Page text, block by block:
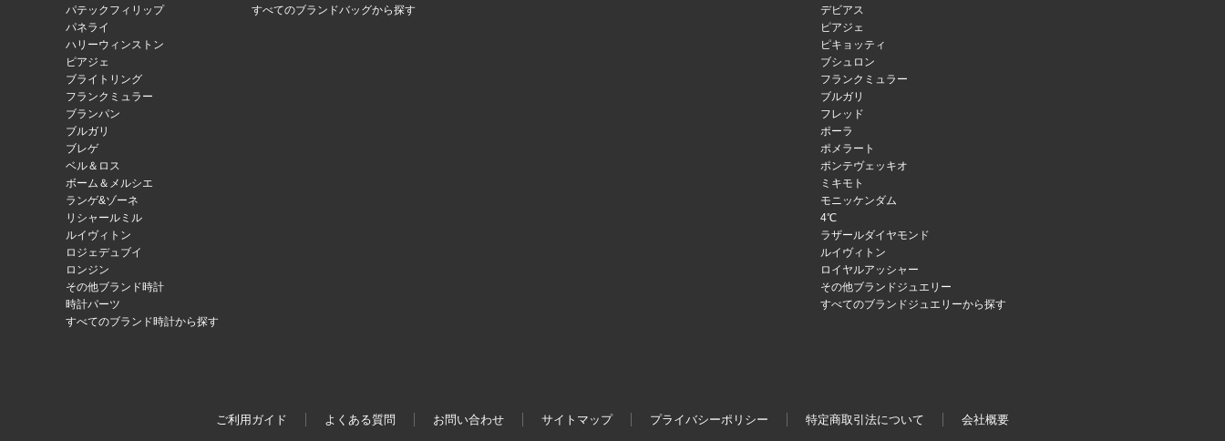
パテックフィリップ
パネライ
ハリーウィンストン
ピアジェ
ブライトリング
フランクミュラー
ブランパン
ブルガリ
ブレゲ
ベル＆ロス
ボーム＆メルシエ
ランゲ&ゾーネ
リシャールミル
ルイヴィトン
ロジェデュブイ
ロンジン
その他ブランド時計
時計パーツ
すべてのブランド時計から探す
すべてのブランドバッグから探す
デビアス
ピアジェ
ピキョッティ
ブシュロン
フランクミュラー
ブルガリ
フレッド
ポーラ
ポメラート
ポンテヴェッキオ
ミキモト
モニッケンダム
4℃
ラザールダイヤモンド
ルイヴィトン
ロイヤルアッシャー
その他ブランドジュエリー
すべてのブランドジュエリーから探す
ご利用ガイド よくある質問 お問い合わせ サイトマップ プライバシーポリシー 特定商取引法について 会社概要